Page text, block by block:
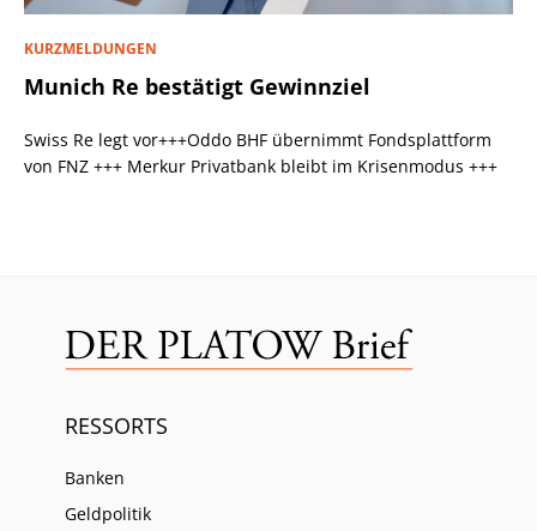
KURZMELDUNGEN
Munich Re bestätigt Gewinnziel
Swiss Re legt vor+++Oddo BHF übernimmt Fondsplattform
von FNZ +++ Merkur Privatbank bleibt im Krisenmodus +++
RESSORTS
Banken
Geldpolitik